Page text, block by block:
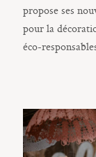
propose ses
pour la
éco-